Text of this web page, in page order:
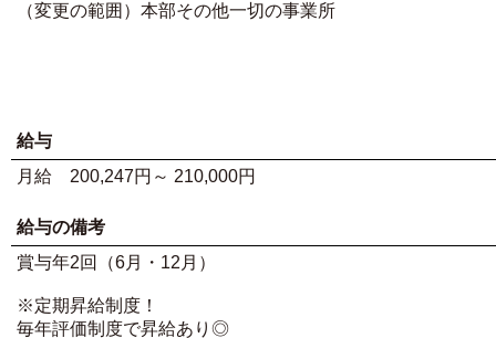
（変更の範囲）本部その他一切の事業所
給与
月給 200,247円～ 210,000円
給与の備考
賞与年2回（6月・12月）
※定期昇給制度！
毎年評価制度で昇給あり◎